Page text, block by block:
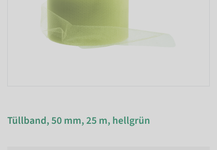
Tüllband, 50 mm, 25 m, hellgrün